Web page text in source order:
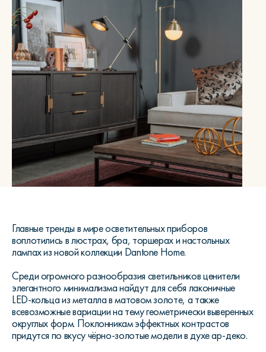
Главные тренды в мире осветительных приборов
воплотились в люстрах, бра, торшерах и настольных
лампах из новой коллекции Dantone Home.
Среди огромного разнообразия светильников ценители
элегантного минимализма найдут для себя лаконичные
LED-кольца из металла в матовом золоте, а также
всевозможные вариации на тему геометрически выверенных
округлых форм. Поклонникам эффектных контрастов
придутся по вкусу чёрно-золотые модели в духе ар-деко.